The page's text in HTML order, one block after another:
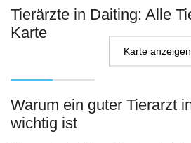
Tierärzte in Daiting: Alle
Karte
Karte anzeigen
Warum ein guter Tierarzt
wichtig ist